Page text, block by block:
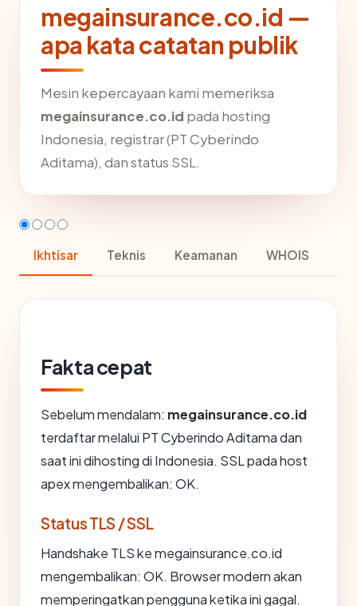
megainsurance.co.id —
apa kata catatan publik
Mesin kepercayaan kami memeriksa
megainsurance.co.id pada hosting
Indonesia, registrar (PT Cyberindo
Aditama), dan status SSL.
Ikhtisar Teknis Keamanan WHOIS
Fakta cepat
Sebelum mendalam: megainsurance.co.id
terdaftar melalui PT Cyberindo Aditama dan
saat ini dihosting di Indonesia. SSL pada host
apex mengembalikan: OK.
Status TLS / SSL
Handshake TLS ke megainsurance.co.id
mengembalikan: OK. Browser modern akan
memperingatkan pengguna ketika ini gagal.